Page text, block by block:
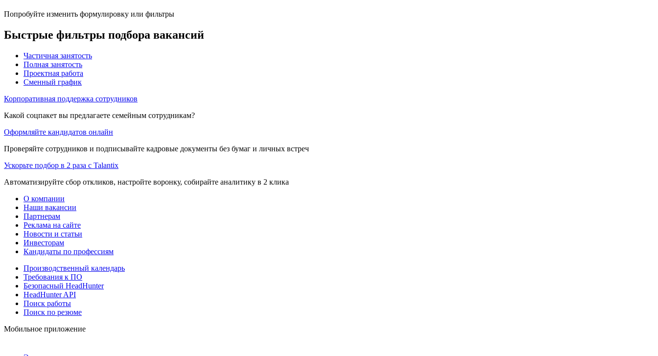
Попробуйте изменить формулировку или фильтры
Быстрые фильтры подбора вакансий
Частичная занятость
Полная занятость
Проектная работа
Сменный график
Корпоративная поддержка сотрудников
Какой соцпакет вы предлагаете семейным сотрудникам?
Оформляйте кандидатов онлайн
Проверяйте сотрудников и подписывайте кадровые документы без бумаг и личных встреч
Ускорьте подбор в 2 раза с Talantix
Автоматизируйте сбор откликов, настройте воронку, собирайте аналитику в 2 клика
О компании
Наши вакансии
Партнерам
Реклама на сайте
Новости и статьи
Инвесторам
Кандидаты по профессиям
Производственный календарь
Требования к ПО
Безопасный HeadHunter
HeadHunter API
Поиск работы
Поиск по резюме
Мобильное приложение